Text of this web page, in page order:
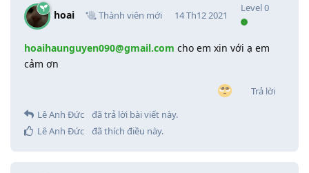
hoai Thành viên mới
Level0
14 Th12 2021
hoaihaunguyen090@gmail.com cho em xin với ạ em
cảm ơn
Trả lời
Lê Anh Đức
đã trả lời bài viết này.
Lê Anh Đức
đã thích điều này.